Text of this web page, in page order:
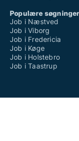
Populære søgninger
Job i Næstved
Job i Viborg
Job i Fredericia
Job i Køge
Job i Holstebro
Job i Taastrup